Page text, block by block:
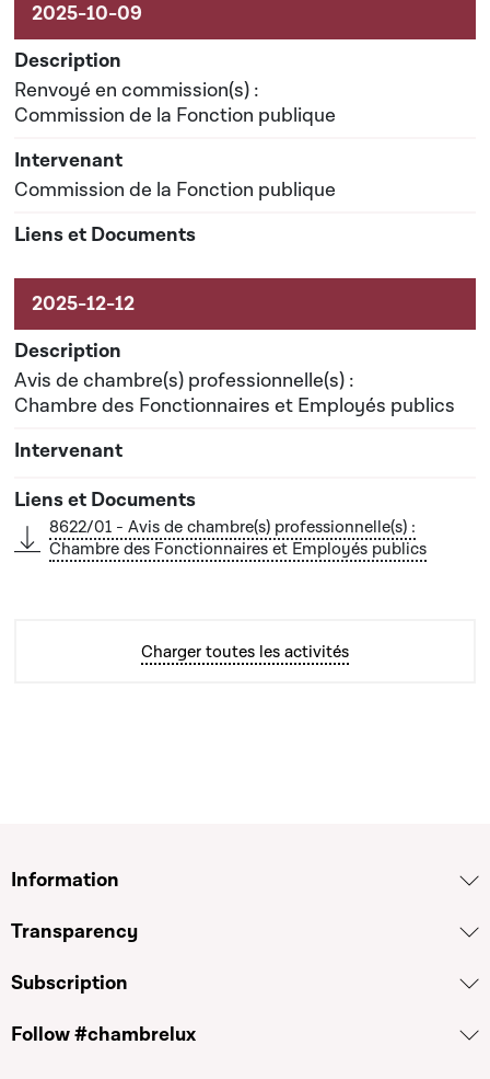
Renvoyé en commission(s) :
Commission de la Fonction publique
Commission de la Fonction publique
Avis de chambre(s) professionnelle(s) :
Chambre des Fonctionnaires et Employés publics
8622/01 - Avis de chambre(s) professionnelle(s) :
Chambre des Fonctionnaires et Employés publics
Charger toutes les activités
Information
Transparency
Subscription
Follow #chambrelux